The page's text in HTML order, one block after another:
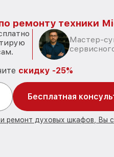
ремонту техники
Мастер-
скидку -25%
Бесплатная
ремонт духовых шкафов, Вы